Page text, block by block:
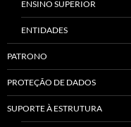
ENSINO SUPERIOR
ENTIDADES
PATRONO
PROTEÇÃO DE DADOS
SUPORTE À ESTRUTURA